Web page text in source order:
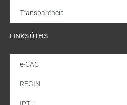
Transparência
LINKS ÚTEIS
e-CAC
REGIN
IPTU